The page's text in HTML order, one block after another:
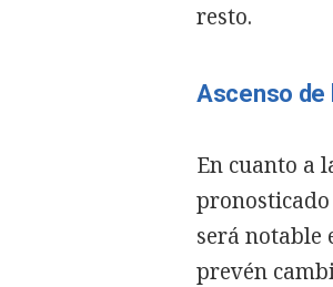
resto.
Ascenso de
En cuanto a
pronosticado
será notable
prevén